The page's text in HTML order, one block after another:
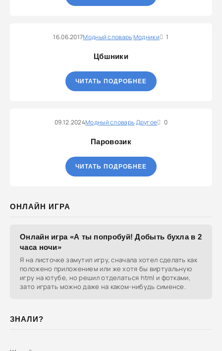
16.06.2017Модный словарьМодники 1
Цбшники
ЧИТАТЬ ПОДРОБНЕЕ
09.12.2024Модный словарьДругое 0
Паровозик
ЧИТАТЬ ПОДРОБНЕЕ
ОНЛАЙН ИГРА
Онлайн игра «А ты попробуй! Добыть бухла в 2
часа ночи»
Я на листочке замутил игру, сначала хотел сделать как
положено приложением или же хотя бы виртуальную
игру на ютубе, но решил отделаться html и фотками,
зато играть можно даже на каком-нибудь сименсе.
ЗНАЛИ?